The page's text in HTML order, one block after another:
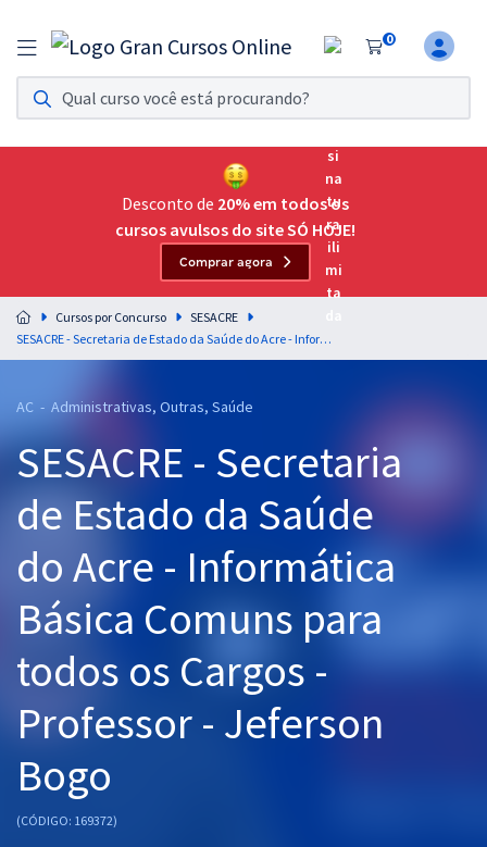
0
Assinatura Ilimitada 11
Acesso a todos os cursos. Teste grátis por 7 dias!
Assinatura OAB Até Passar
Acesso ilimitado a toda preparação para o Exame da
Residências Multiprofissionais
Preparação completa e intensiva para as principais
residências em saúde do Brasil
Cursos 20% OFF
Pós
Graduação
OAB
Mentorias
Questões grátis
Desconto de 20% em todos os
cursos avulsos do site SÓ HOJE!
Comprar agora
Cursos por Concurso
SESACRE
SESACRE - Secretaria de Estado da Saúde do Acre - Informática Básica Comuns para todos os Cargos - Professor - Jeferson Bogo
AC - Administrativas, Outras, Saúde
SESACRE - Secretaria
de Estado da Saúde
do Acre - Informática
Básica Comuns para
todos os Cargos -
Professor - Jeferson
Bogo
(CÓDIGO: 169372)